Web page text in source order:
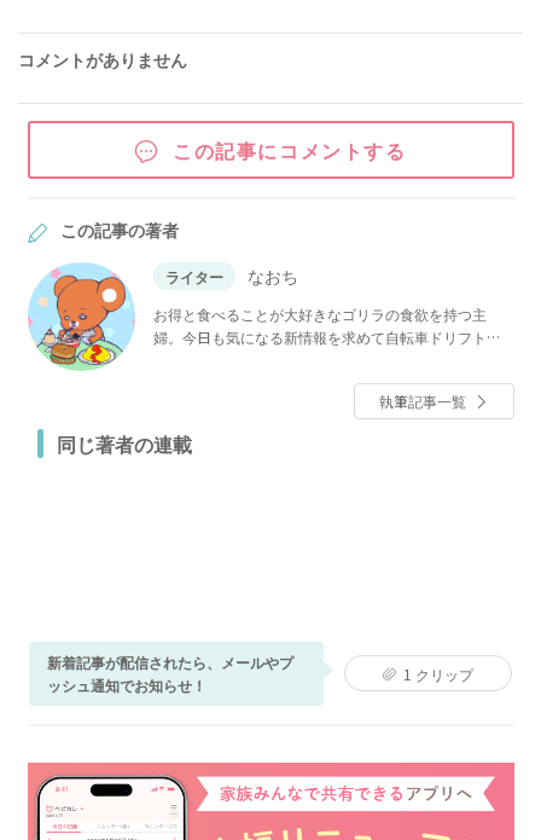
コメントがありません
この記事にコメントする
この記事の著者
ライター なおち
お得と食べることが大好きなゴリラの食欲を持つ主
婦。今日も気になる新情報を求めて自転車ドリフト。
い女優のライター。2人の子どもを私立中高に通わせる
ため爆節約中。モットーである家族が笑顔で過ごす
執筆記事一覧
同じ著者の連載
新着記事が配信されたら、メールやプ
ッシュ通知でお知らせ！
1 クリップ